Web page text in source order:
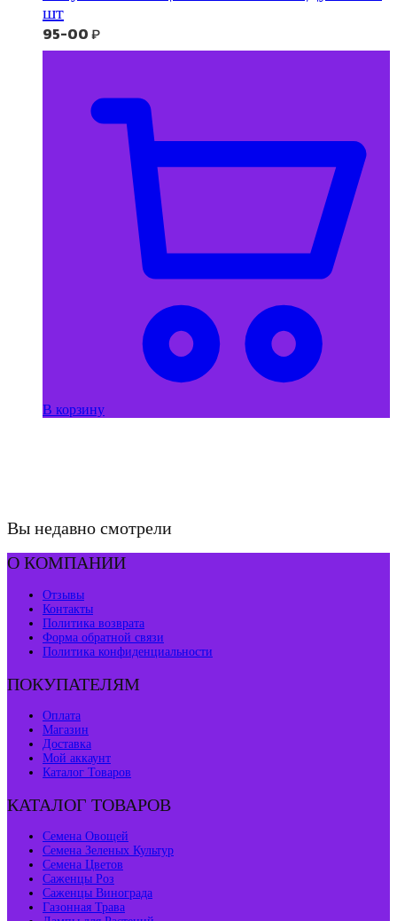
шт
95-00₽
В корзину
Вы недавно смотрели
О КОМПАНИИ
Отзывы
Контакты
Политика возврата
Форма обратной связи
Политика конфиденциальности
ПОКУПАТЕЛЯМ
Оплата
Магазин
Доставка
Мой аккаунт
Каталог Товаров
КАТАЛОГ ТОВАРОВ
Семена Овощей
Семена Зеленых Культур
Семена Цветов
Саженцы Роз
Саженцы Винограда
Газонная Трава